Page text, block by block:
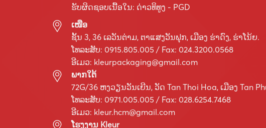
ຮັບຜິດຊອບເນື້ອໃນ: ດ່າວທິທູງ - PGD
ເໜືອ
ຊັ້ນ 3, 36 ເລ​ວັນ​ຕ່າມ, ຕາ​ແສງ​ວັນ​ຟຸກ, ເມືອງ ຮ່າ​ດົງ, ຮ່າ​ໂນ້ຍ.
ໂທລະສັບ: 0915.805.005 / Fax: 024.3200.0568
ອີເມວ: kleurpackaging@gmail.com
ພາກໃຕ້
72G/36 ຫງວຽນວັນເຍີນ, ວັດ Tan Thoi Hoa, ເມືອງ Tan
ໂທລະສັບ: 0971.005.005 / Fax: 028.6254.7468
ອີເມວ: kleur.hcm@gmail.com
ໂຮງງານ Kleur